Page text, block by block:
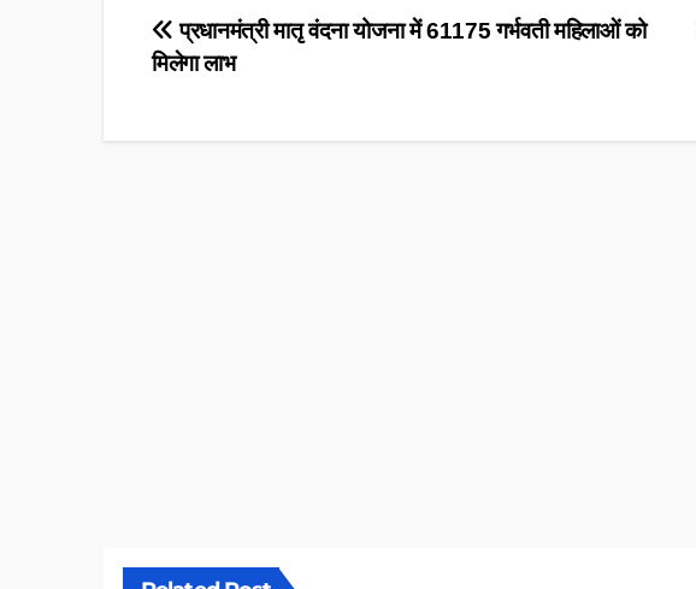
Post
navigation
प्रधानमंत्री मातृ वंदना योजना में 61175 गर्भवती महिलाओं को
मिलेगा लाभ